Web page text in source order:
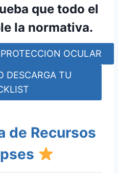
que todo el
la normativa.
OCULAR
DESCARGA TU
de Recursos